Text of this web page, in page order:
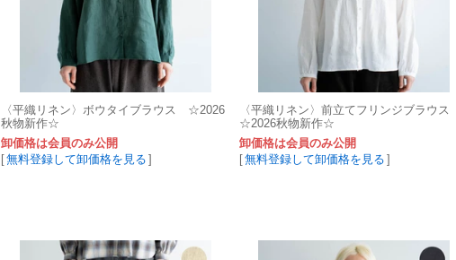
〈平織リネン〉ボウタイブラウス ☆2026
秋物新作☆
卸価格は会員のみ公開
[無料登録して卸価格を見る ]
〈平織リネン〉前立てフリンジブラウス
☆2026秋物新作☆
卸価格は会員のみ公開
[無料登録して卸価格を見る ]